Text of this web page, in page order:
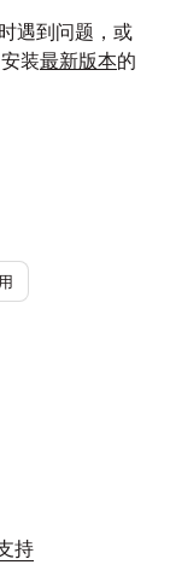
遇到问题，或
装最新版本的
持